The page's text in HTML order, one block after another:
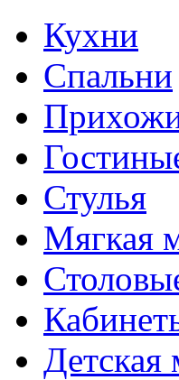
Кухни
Спальни
Стулья
Мягкая
Детская